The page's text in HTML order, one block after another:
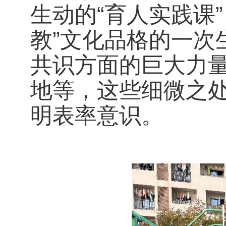
生动的“育人实践课
教”文化品格的一
共识方面的巨大力
地等，这些细微之
明表率意识。